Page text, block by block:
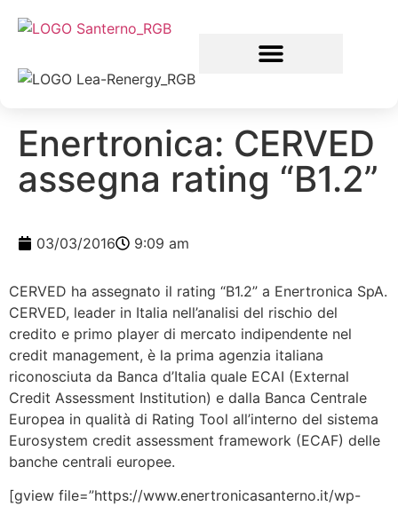
Enertronica: CERVED
assegna rating “B1.2”
03/03/2016 9:09 am
CERVED ha assegnato il rating “B1.2” a Enertronica SpA.
CERVED, leader in Italia nell’analisi del rischio del
credito e primo player di mercato indipendente nel
credit management, è la prima agenzia italiana
riconosciuta da Banca d’Italia quale ECAI (External
Credit Assessment Institution) e dalla Banca Centrale
Europea in qualità di Rating Tool all’interno del sistema
Eurosystem credit assessment framework (ECAF) delle
banche centrali europee.
[gview file=”https://www.enertronicasanterno.it/wp-